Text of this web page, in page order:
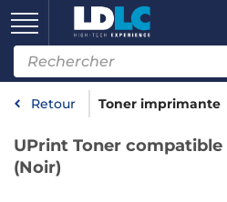
Retour Toner imprimante
UPrint Toner compatible
(Noir)